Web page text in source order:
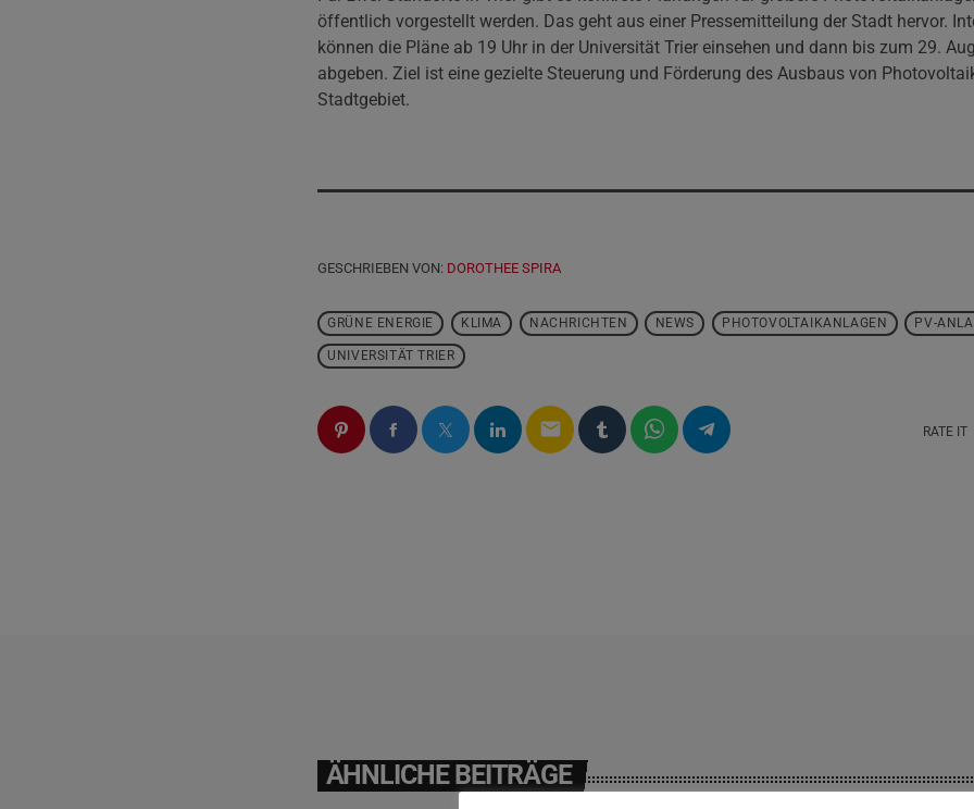
öffentlich vorgestellt werden. Das geht aus einer Pressemitteilung der Stadt hervor.
können die Pläne ab 19 Uhr in der Universität Trier einsehen und dann bis zum 29.
abgeben. Ziel ist eine gezielte Steuerung und Förderung des Ausbaus von
Stadtgebiet.
GESCHRIEBEN VON: DOROTHEE SPIRA
GRÜNE ENERGIE KLIMA NACHRICHTEN NEWS PHOTOVOLTAIKANLAGEN PV-
UNIVERSITÄT TRIER
email RATE IT
ÄHNLICHE BEITRÄGE